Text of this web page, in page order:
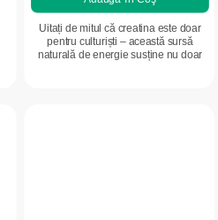
Uitați de mitul că creatina este doar
pentru culturiști – această sursă
naturală de energie susține nu doar